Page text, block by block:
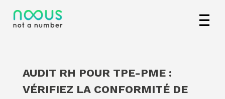
AUDIT RH POUR TPE-PME :
VÉRIFIEZ LA CONFORMITÉ DE